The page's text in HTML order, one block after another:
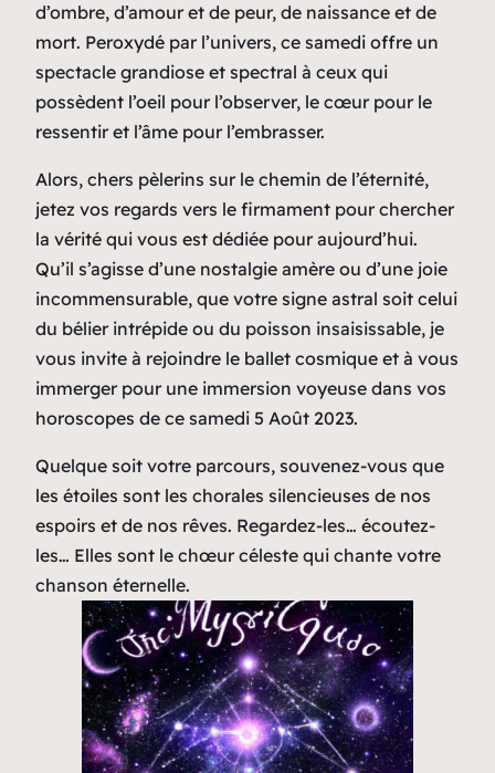
d’ombre, d’amour et de peur, de naissance et de
mort. Peroxydé par l’univers, ce samedi offre un
spectacle grandiose et spectral à ceux qui
possèdent l’oeil pour l’observer, le cœur pour le
ressentir et l’âme pour l’embrasser.
Alors, chers pèlerins sur le chemin de l’éternité,
jetez vos regards vers le firmament pour chercher
la vérité qui vous est dédiée pour aujourd’hui.
Qu’il s’agisse d’une nostalgie amère ou d’une joie
incommensurable, que votre signe astral soit celui
du bélier intrépide ou du poisson insaisissable, je
vous invite à rejoindre le ballet cosmique et à vous
immerger pour une immersion voyeuse dans vos
horoscopes de ce samedi 5 Août 2023.
Quelque soit votre parcours, souvenez-vous que
les étoiles sont les chorales silencieuses de nos
espoirs et de nos rêves. Regardez-les… écoutez-
les… Elles sont le chœur céleste qui chante votre
chanson éternelle.